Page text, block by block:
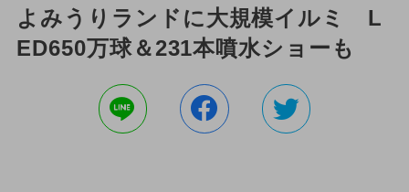
よみうりランドに大規模イルミ L
ED650万球＆231本噴水ショーも